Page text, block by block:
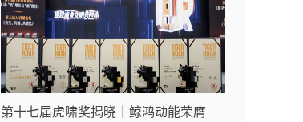
第十七届虎啸奖揭晓｜鲸鸿动能荣膺